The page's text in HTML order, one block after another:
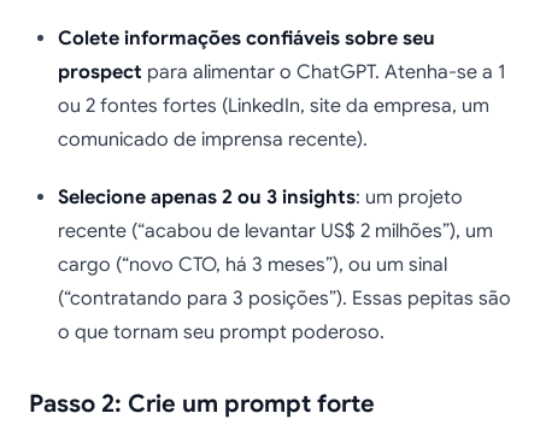
Colete informações confiáveis sobre seu
prospect para alimentar o ChatGPT. Atenha-se a 1
ou 2 fontes fortes (LinkedIn, site da empresa, um
comunicado de imprensa recente).
Selecione apenas 2 ou 3 insights: um projeto
recente (“acabou de levantar US$ 2 milhões”), um
cargo (“novo CTO, há 3 meses”), ou um sinal
(“contratando para 3 posições”). Essas pepitas são
o que tornam seu prompt poderoso.
Passo 2: Crie um prompt forte